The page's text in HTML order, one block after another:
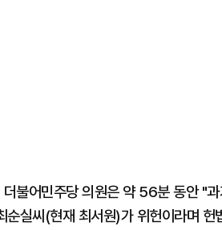
불어민주당 의원은 약 56분 동안 "
실씨(현재 최서원)가 위헌이라며 헌